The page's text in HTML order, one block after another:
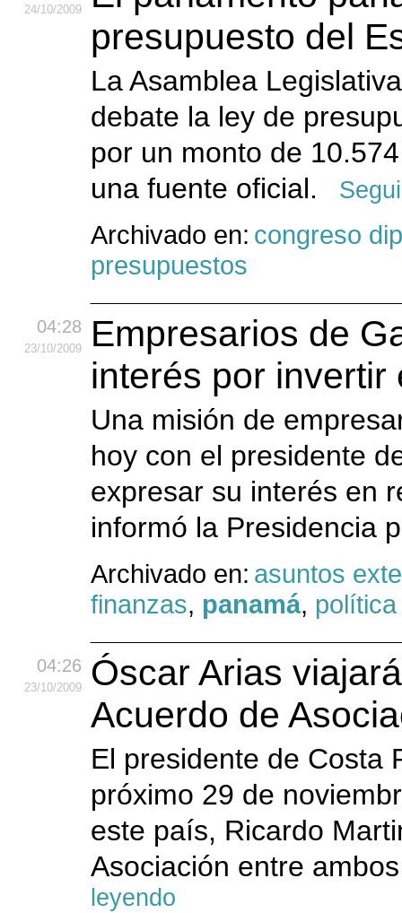
24/10/2009
presupuesto del
La Asamblea
debate la ley de
por un monto de
una fuente oficial.
Archivado en: congreso
presupuestos
04:28
23/10/2009
Empresarios de
interés por invertir
Una misión de
hoy con el presidente
expresar su interés en
informó la Presidencia
Archivado en: asuntos
finanzas, panamá, política
04:26
23/10/2009
Óscar Arias
Acuerdo de
El presidente de Costa
próximo 29 de
este país, Ricardo
Asociación entre
leyendo